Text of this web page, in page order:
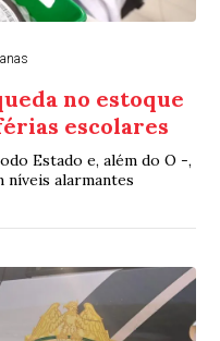
no estoque
escolares
Estado e, além do O -,
níveis alarmantes